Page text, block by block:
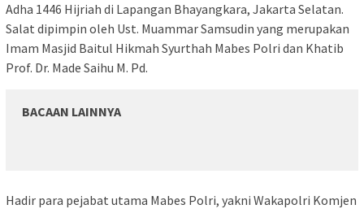
Adha 1446 Hijriah di Lapangan Bhayangkara, Jakarta Selatan.
Salat dipimpin oleh Ust. Muammar Samsudin yang merupakan
Imam Masjid Baitul Hikmah Syurthah Mabes Polri dan Khatib
Prof. Dr. Made Saihu M. Pd.
BACAAN LAINNYA
Hadir para pejabat utama Mabes Polri, yakni Wakapolri Komjen